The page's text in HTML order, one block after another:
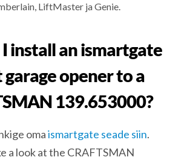
LiftMaster ja Genie.
install an ismartgate
opener to a
139.653000?
omaismartgate seade siin.
a look at the CRAFTSMAN